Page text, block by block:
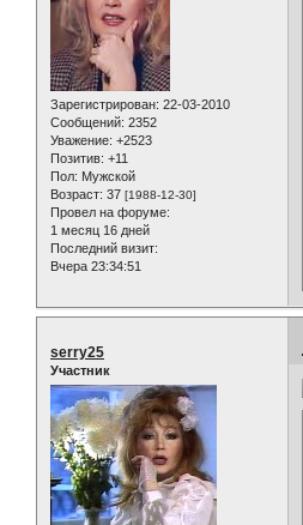
Зарегистрирован: 22-03-2010
Сообщений: 2352
Уважение: +2523
Позитив: +11
Пол: Мужской
Возраст: 37 [1988-12-30]
Провел на форуме:
1 месяц 16 дней
Последний визит:
Вчера 23:34:51
serry25
Участник